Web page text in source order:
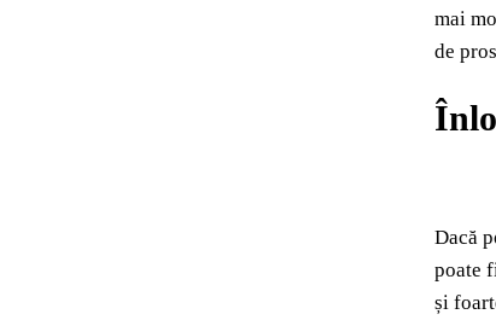
mai
de
Dacă
poate
și